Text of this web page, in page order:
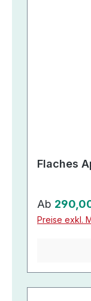
Flaches
Regulärer
Ab
Preise exkl.